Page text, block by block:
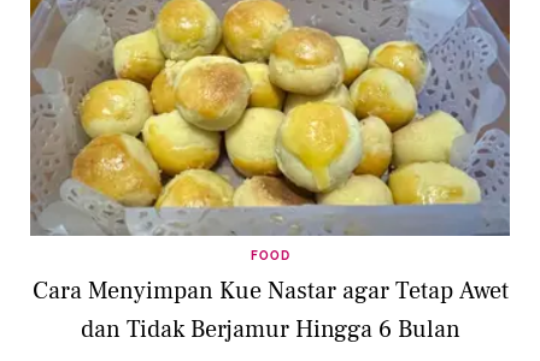
FOOD
Cara Menyimpan Kue Nastar agar Tetap Awet
dan Tidak Berjamur Hingga 6 Bulan